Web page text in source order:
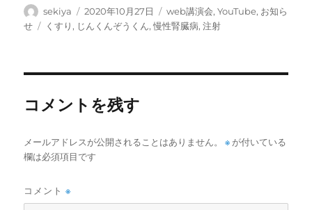
投
稿
sekiya
投
稿
2020年10月27日
カ
テ
web講演会,YouTube, お知ら
せ
タ
くすり , じんくんぞうくん,慢性腎臓病,注射
コメントを残す
メールアドレスが公開されることはありません。 ※ が付いている
欄は必須項目です
コメント※